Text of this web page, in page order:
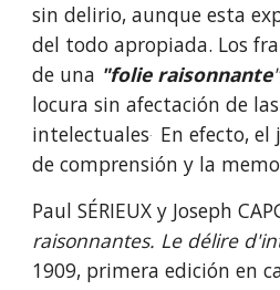
sin delirio, aunque esta
del todo apropiada. Los
de una "folie raisonnante
locura sin afectación de
intelectuales.
En efecto,
de comprensión y la
Paul SÉRIEUX y Joseph
raisonnantes. Le délire
1909, primera edición en